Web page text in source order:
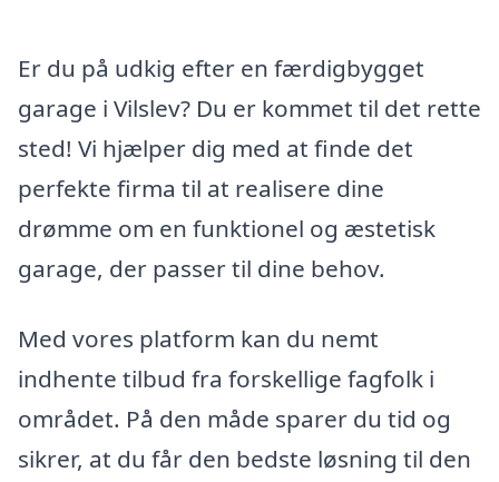
Er du på udkig efter en færdigbygget
garage i Vilslev? Du er kommet til det rette
sted! Vi hjælper dig med at finde det
perfekte firma til at realisere dine
drømme om en funktionel og æstetisk
garage, der passer til dine behov.
Med vores platform kan du nemt
indhente tilbud fra forskellige fagfolk i
området. På den måde sparer du tid og
sikrer, at du får den bedste løsning til den